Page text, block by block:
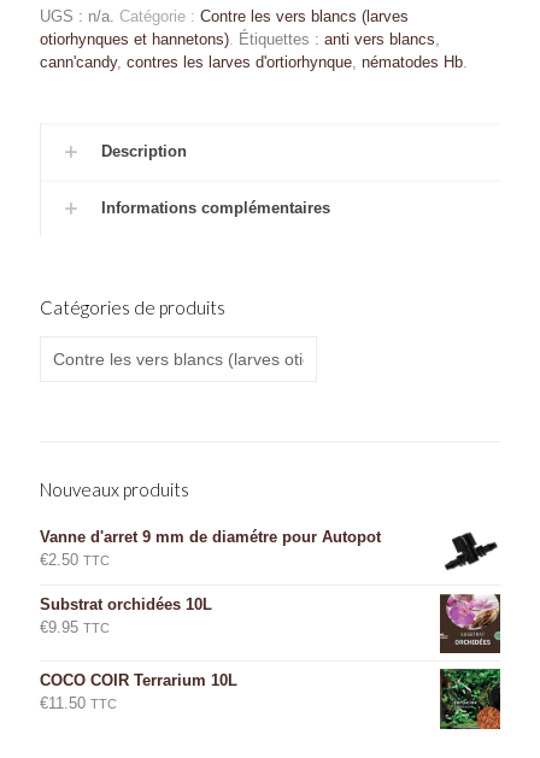
UGS : n/a Catégorie : Contre les vers blancs (larves
otiorhynques et hannetons) Étiquettes : anti vers blancs
cann'candy, contres les larves d'ortiorhynque nématodes Hb
Description
Informations complémentaires
Catégories de produits
Nouveaux produits
Vanne d'arret 9 mm de diamétre pour Autopot
€2.50 TTC
Substrat orchidées 10L
€9.95 TTC
COCO COIR Terrarium 10L
€11.50 TTC